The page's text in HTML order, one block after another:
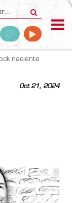
naciente
Oct 21, 2024